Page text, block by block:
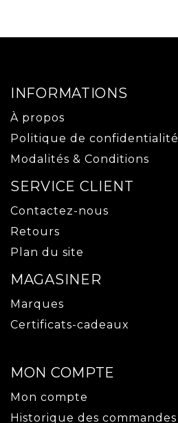
INFORMATIONS
À propos
Politique de confidentialité
Modalités & Conditions
SERVICE CLIENT
Contactez-nous
Retours
Plan du site
MAGASINER
Marques
Certificats-cadeaux
MON COMPTE
Mon compte
Historique des commandes